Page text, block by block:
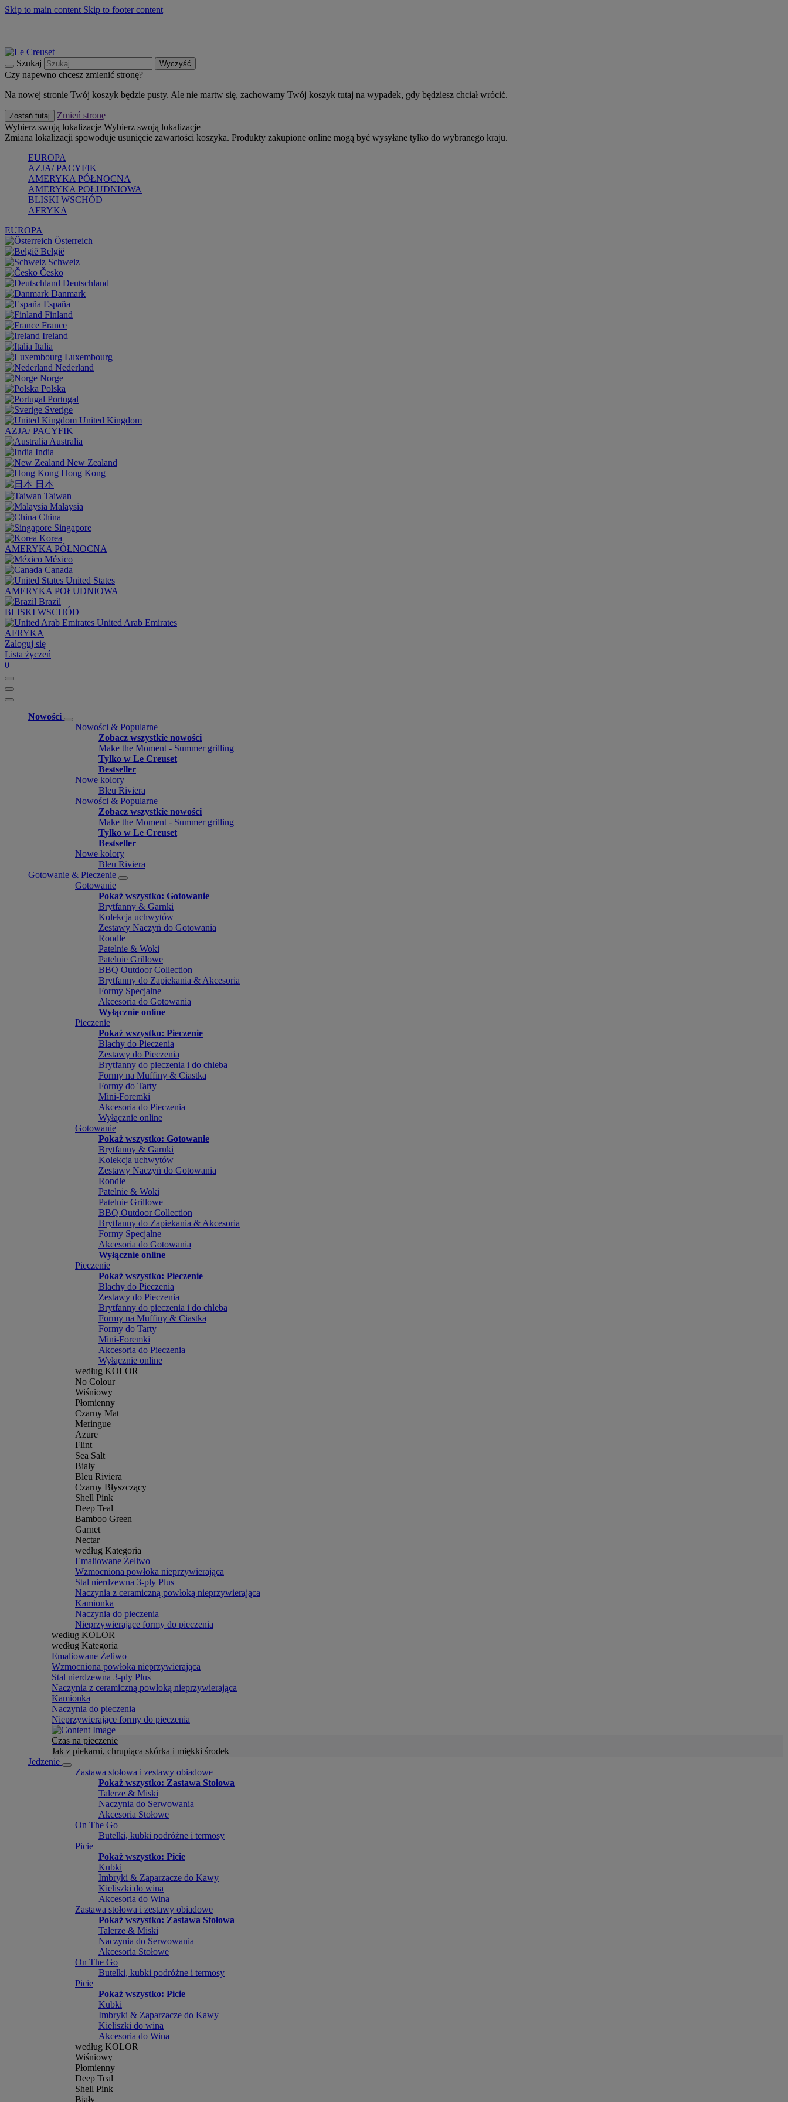
Skip to main content Skip to footer content
Szukaj Wyczyść
Czy napewno chcesz zmienić stronę?
Na nowej stronie Twój koszyk będzie pusty. Ale nie martw się, zachowamy Twój koszyk tutaj na wypadek, gdy będziesz chciał wrócić.
Zostań tutaj
Zmień stronę
Wybierz swoją lokalizacje Wybierz swoją lokalizacje
Zmiana lokalizacji spowoduje usunięcie zawartości koszyka. Produkty zakupione online mogą być wysyłane tylko do wybranego kraju.
EUROPA
AZJA/ PACYFIK
AMERYKA PÓŁNOCNA
AMERYKA POŁUDNIOWA
BLISKI WSCHÓD
AFRYKA
EUROPA
Österreich
België
Schweiz
Česko
Deutschland
Danmark
España
Finland
France
Ireland
Italia
Luxembourg
Nederland
Norge
Polska
Portugal
Sverige
United Kingdom
AZJA/ PACYFIK
Australia
India
New Zealand
Hong Kong
日本
Taiwan
Malaysia
China
Singapore
Korea
AMERYKA PÓŁNOCNA
México
Canada
United States
AMERYKA POŁUDNIOWA
Brazil
BLISKI WSCHÓD
United Arab Emirates
AFRYKA
Zaloguj się
Lista życzeń
0
Nowości
Nowości & Popularne
Zobacz wszystkie nowości
Make the Moment - Summer grilling
Tylko w Le Creuset
Bestseller
Nowe kolory
Bleu Riviera
Nowości & Popularne
Zobacz wszystkie nowości
Make the Moment - Summer grilling
Tylko w Le Creuset
Bestseller
Nowe kolory
Bleu Riviera
Gotowanie & Pieczenie
Gotowanie
Pokaż wszystko: Gotowanie
Brytfanny & Garnki
Kolekcja uchwytów
Zestawy Naczyń do Gotowania
Rondle
Patelnie & Woki
Patelnie Grillowe
BBQ Outdoor Collection
Brytfanny do Zapiekania & Akcesoria
Formy Specjalne
Akcesoria do Gotowania
Wyłącznie online
Pieczenie
Pokaż wszystko: Pieczenie
Blachy do Pieczenia
Zestawy do Pieczenia
Brytfanny do pieczenia i do chleba
Formy na Muffiny & Ciastka
Formy do Tarty
Mini-Foremki
Akcesoria do Pieczenia
Wyłącznie online
Gotowanie
Pokaż wszystko: Gotowanie
Brytfanny & Garnki
Kolekcja uchwytów
Zestawy Naczyń do Gotowania
Rondle
Patelnie & Woki
Patelnie Grillowe
BBQ Outdoor Collection
Brytfanny do Zapiekania & Akcesoria
Formy Specjalne
Akcesoria do Gotowania
Wyłącznie online
Pieczenie
Pokaż wszystko: Pieczenie
Blachy do Pieczenia
Zestawy do Pieczenia
Brytfanny do pieczenia i do chleba
Formy na Muffiny & Ciastka
Formy do Tarty
Mini-Foremki
Akcesoria do Pieczenia
Wyłącznie online
według KOLOR
No Colour
Wiśniowy
Płomienny
Czarny Mat
Meringue
Azure
Flint
Sea Salt
Biały
Bleu Riviera
Czarny Błyszczący
Shell Pink
Deep Teal
Bamboo Green
Garnet
Nectar
według Kategoria
Emaliowane Żeliwo
Wzmocniona powłoka nieprzywierająca
Stal nierdzewna 3-ply Plus
Naczynia z ceramiczną powłoką nieprzywierająca
Kamionka
Naczynia do pieczenia
Nieprzywierające formy do pieczenia
według KOLOR
według Kategoria
Emaliowane Żeliwo
Wzmocniona powłoka nieprzywierająca
Stal nierdzewna 3-ply Plus
Naczynia z ceramiczną powłoką nieprzywierająca
Kamionka
Naczynia do pieczenia
Nieprzywierające formy do pieczenia
Czas na pieczenie
Jak z piekarni, chrupiąca skórka i miękki środek
Jedzenie
Zastawa stołowa i zestawy obiadowe
Pokaż wszystko: Zastawa Stołowa
Talerze & Miski
Naczynia do Serwowania
Akcesoria Stołowe
On The Go
Butelki, kubki podróżne i termosy
Picie
Pokaż wszystko: Picie
Kubki
Imbryki & Zaparzacze do Kawy
Kieliszki do wina
Akcesoria do Wina
Zastawa stołowa i zestawy obiadowe
Pokaż wszystko: Zastawa Stołowa
Talerze & Miski
Naczynia do Serwowania
Akcesoria Stołowe
On The Go
Butelki, kubki podróżne i termosy
Picie
Pokaż wszystko: Picie
Kubki
Imbryki & Zaparzacze do Kawy
Kieliszki do wina
Akcesoria do Wina
według KOLOR
Wiśniowy
Płomienny
Deep Teal
Shell Pink
Biały